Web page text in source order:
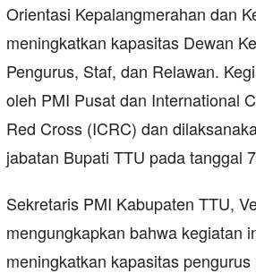
Orientasi Kepalangmerahan dan
meningkatkan kapasitas Dewan
Pengurus, Staf, dan Relawan.
oleh PMI Pusat dan International
Red Cross (ICRC) dan
jabatan Bupati TTU pada tanggal
Sekretaris PMI Kabupaten TTU,
mengungkapkan bahwa kegiatan
meningkatkan kapasitas